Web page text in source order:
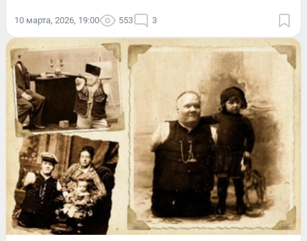
10 марта, 2026, 19:00 553 3